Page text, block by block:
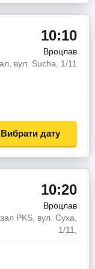
10:10
Вроцлав
вул. Sucha, 1/11
Вибрати дату
10:20
Вроцлав
PKS, вул. Суха,
1/11,